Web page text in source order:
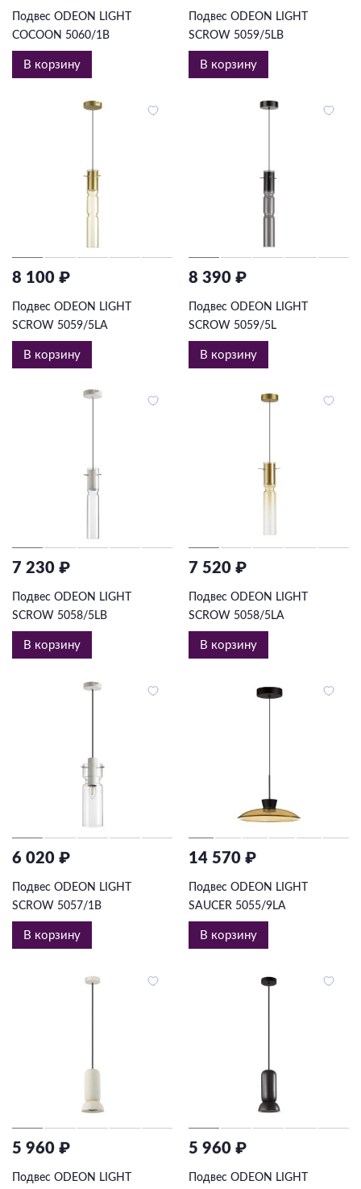
Подвес ODEON LIGHT
COCOON 5060/1B
В корзину
Подвес ODEON LIGHT
SCROW 5059/5LB
В корзину
8 100 ₽
Подвес ODEON LIGHT
SCROW 5059/5LA
В корзину
8 390 ₽
Подвес ODEON LIGHT
SCROW 5059/5L
В корзину
7 230 ₽
Подвес ODEON LIGHT
SCROW 5058/5LB
В корзину
7 520 ₽
Подвес ODEON LIGHT
SCROW 5058/5LA
В корзину
6 020 ₽
Подвес ODEON LIGHT
SCROW 5057/1B
В корзину
14 570 ₽
Подвес ODEON LIGHT
SAUCER 5055/9LA
В корзину
5 960 ₽
Подвес ODEON LIGHT
5 960 ₽
Подвес ODEON LIGHT